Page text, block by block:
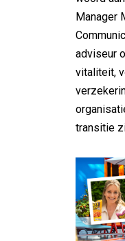
Manager
adviseur
vitaliteit,
transitie